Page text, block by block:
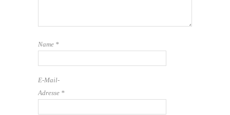
Name *
E-Mail-
Adresse *